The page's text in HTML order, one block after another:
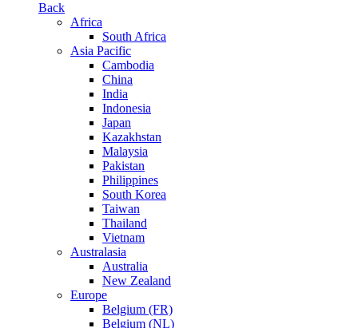
Back
Africa
South Africa
Asia Pacific
Cambodia
China
India
Indonesia
Japan
Kazakhstan
Malaysia
Pakistan
Philippines
South Korea
Taiwan
Thailand
Vietnam
Australasia
Australia
New Zealand
Europe
Belgium (FR)
Belgium (NL)